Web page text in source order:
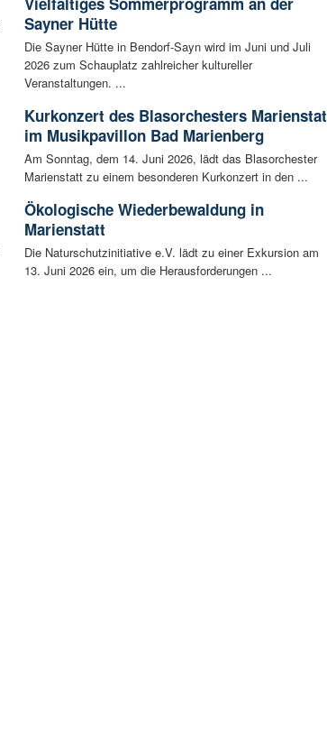
Sayner Hütte
Die Sayner Hütte in Bendorf-Sayn wird im Juni und Juli
2026 zum Schauplatz zahlreicher kultureller
Veranstaltungen. ...
Kurkonzert des Blasorchesters
im Musikpavillon Bad Marienberg
Am Sonntag, dem 14. Juni 2026, lädt das Blasorchester
Marienstatt zu einem besonderen Kurkonzert in den ...
Ökologische Wiederbewaldung in
Marienstatt
Die Naturschutzinitiative e.V. lädt zu einer Exkursion am
13. Juni 2026 ein, um die Herausforderungen ...